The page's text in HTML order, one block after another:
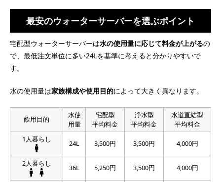
最安のウォーターサーバーを選ぶポイント
宅配型ウォーターサーバーは水の使用量に応じて料金が上がるの
で、最低注文単位に多い24Lを基準に考えると分かりやすいで
す。
水の使用量は家族構成や使用目的によって大きく異なります。
飲用目的
水使
用量
宅配型
平均料金
浄水型
平均料金
水道直結型
平均料金
1人暮らし
24L 3,500円 3,500円 4,000円
2人暮らし 36L 5,250円 3,500円 4,000円